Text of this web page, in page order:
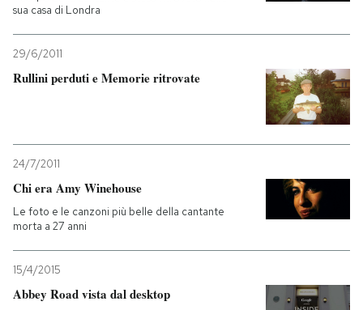
Entra
sua casa di Londra
29/6/2011
Rullini perduti e Memorie ritrovate
24/7/2011
Chi era Amy Winehouse
Le foto e le canzoni più belle della cantante
morta a 27 anni
15/4/2015
Abbey Road vista dal desktop